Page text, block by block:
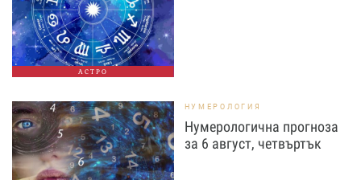
АСТРО
НУМЕРОЛОГИЯ
Нумерологична прогноза
за 6 август, четвъртък